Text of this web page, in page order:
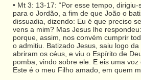
• Mt 3: 13-17: “Por esse tempo,
para o Jordão, a fim de que João o
dissuadia, dizendo: Eu é que preciso
vens a mim? Mas Jesus lhe
porque, assim, nos convém cumprir
o admitiu. Batizado Jesus, saiu logo
abriram os céus, e viu o Espírito de
pomba, vindo sobre ele. E eis uma
Este é o meu Filho amado, em quem